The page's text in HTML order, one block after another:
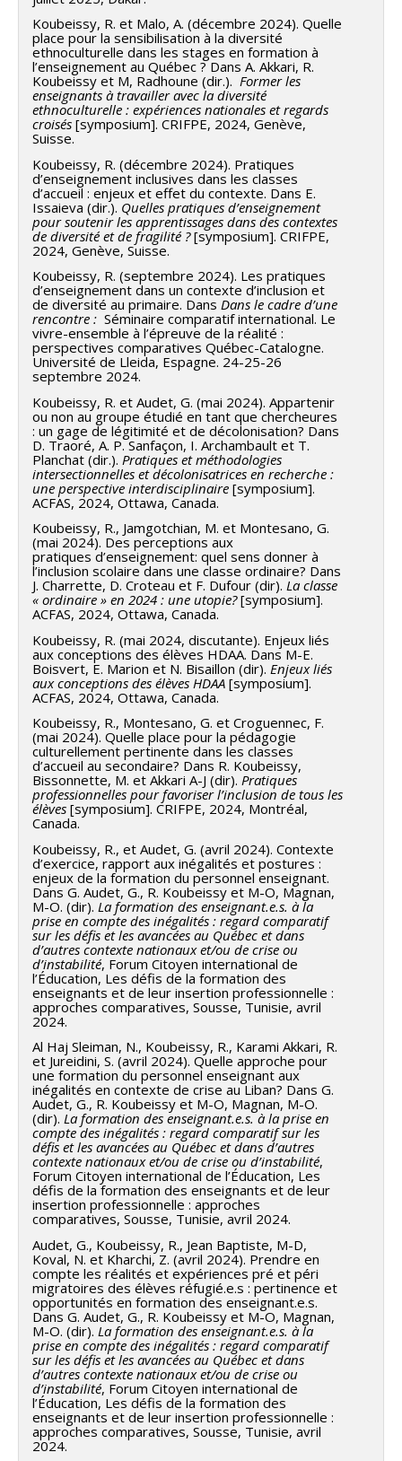
Koubeissy, R. et Malo, A. (décembre 2024). Quelle
place pour la sensibilisation à la diversité
ethnoculturelle dans les stages en formation à
l’enseignement au Québec ? Dans A. Akkari, R.
Koubeissy et M, Radhoune (dir.). Former les
enseignants à travailler avec la diversité
ethnoculturelle : expériences nationales et regards
croisés [symposium]. CRIFPE, 2024, Genève,
Suisse.
Koubeissy, R. (décembre 2024). Pratiques
d’enseignement inclusives dans les classes
d’accueil : enjeux et effet du contexte. Dans E.
Issaieva (dir.). Quelles pratiques d’enseignement
pour soutenir les apprentissages dans des contextes
de diversité et de fragilité ?[symposium]. CRIFPE,
2024, Genève, Suisse.
Koubeissy, R. (septembre 2024). Les pratiques
d’enseignement dans un contexte d’inclusion et
de diversité au primaire. Dans Dans le cadre d’une
rencontre : Séminaire comparatif international. Le
vivre-ensemble à l’épreuve de la réalité :
perspectives comparatives Québec-Catalogne.
Université de Lleida, Espagne. 24-25-26
septembre 2024.
Koubeissy, R. et Audet, G. (mai 2024). Appartenir
ou non au groupe étudié en tant que chercheures
: un gage de légitimité et de décolonisation? Dans
D. Traoré, A. P. Sanfaçon, I. Archambault et T.
Planchat (dir.). Pratiques et méthodologies
intersectionnelles et décolonisatrices en recherche :
une perspective interdisciplinaire [symposium].
ACFAS, 2024, Ottawa, Canada.
Koubeissy, R., Jamgotchian, M. et Montesano, G.
(mai 2024). Des perceptions aux
pratiques d’enseignement: quel sens donner à
l’inclusion scolaire dans une classe ordinaire? Dans
J. Charrette, D. Croteau et F. Dufour (dir). La classe
« ordinaire » en 2024 : une utopie?[symposium].
ACFAS, 2024, Ottawa, Canada.
Koubeissy, R. (mai 2024, discutante). Enjeux liés
aux conceptions des élèves HDAA. Dans M-E.
Boisvert, E. Marion et N. Bisaillon (dir). Enjeux liés
aux conceptions des élèves HDAA [symposium].
ACFAS, 2024, Ottawa, Canada.
Koubeissy, R., Montesano, G. et Croguennec, F.
(mai 2024). Quelle place pour la pédagogie
culturellement pertinente dans les classes
d’accueil au secondaire? Dans R. Koubeissy,
Bissonnette, M. et Akkari A-J (dir). Pratiques
professionnelles pour favoriser l’inclusion de tous les
élèves [symposium]. CRIFPE, 2024, Montréal,
Canada.
Koubeissy, R., et Audet, G. (avril 2024). Contexte
d’exercice, rapport aux inégalités et postures :
enjeux de la formation du personnel enseignant.
Dans G. Audet, G., R. Koubeissy et M-O, Magnan,
M-O. (dir). La formation des enseignant.e.s. à la
prise en compte des inégalités : regard comparatif
sur les défis et les avancées au Québec et dans
d’autres contexte nationaux et/ou de crise ou
d’instabilité, Forum Citoyen international de
l’Éducation, Les défis de la formation des
enseignants et de leur insertion professionnelle :
approches comparatives, Sousse, Tunisie, avril
2024.
Al Haj Sleiman, N., Koubeissy, R., Karami Akkari, R.
et Jureidini, S. (avril 2024). Quelle approche pour
une formation du personnel enseignant aux
inégalités en contexte de crise au Liban? Dans G.
Audet, G., R. Koubeissy et M-O, Magnan, M-O.
(dir). La formation des enseignant.e.s. à la prise en
compte des inégalités : regard comparatif sur les
défis et les avancées au Québec et dans d’autres
contexte nationaux et/ou de crise ou d’instabilité,
Forum Citoyen international de l’Éducation, Les
défis de la formation des enseignants et de leur
insertion professionnelle : approches
comparatives, Sousse, Tunisie, avril 2024.
Audet, G., Koubeissy, R., Jean Baptiste, M-D,
Koval, N. et Kharchi, Z. (avril 2024). Prendre en
compte les réalités et expériences pré et péri
migratoires des élèves réfugié.e.s : pertinence et
opportunités en formation des enseignant.e.s.
Dans G. Audet, G., R. Koubeissy et M-O, Magnan,
M-O. (dir). La formation des enseignant.e.s. à la
prise en compte des inégalités : regard comparatif
sur les défis et les avancées au Québec et dans
d’autres contexte nationaux et/ou de crise ou
d’instabilité, Forum Citoyen international de
l’Éducation, Les défis de la formation des
enseignants et de leur insertion professionnelle :
approches comparatives, Sousse, Tunisie, avril
2024.